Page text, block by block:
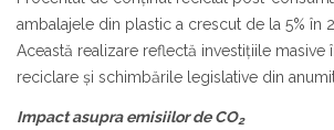
ambalajele din plastic a crescut de la 5% în
Această realizare reflectă investițiile masive
reciclare și schimbările legislative din
Impact asupra emisiilor de CO2